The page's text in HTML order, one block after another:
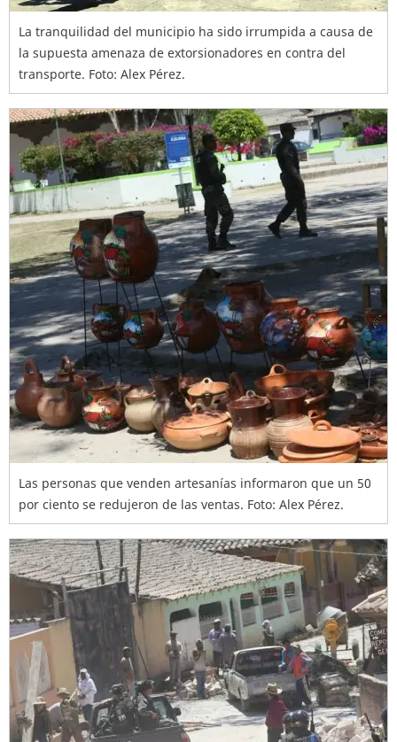
La tranquilidad del municipio ha sido irrumpida a causa de
la supuesta amenaza de extorsionadores en contra del
transporte. Foto: Alex Pérez.
Las personas que venden artesanías informaron que un 50
por ciento se redujeron de las ventas. Foto: Alex Pérez.